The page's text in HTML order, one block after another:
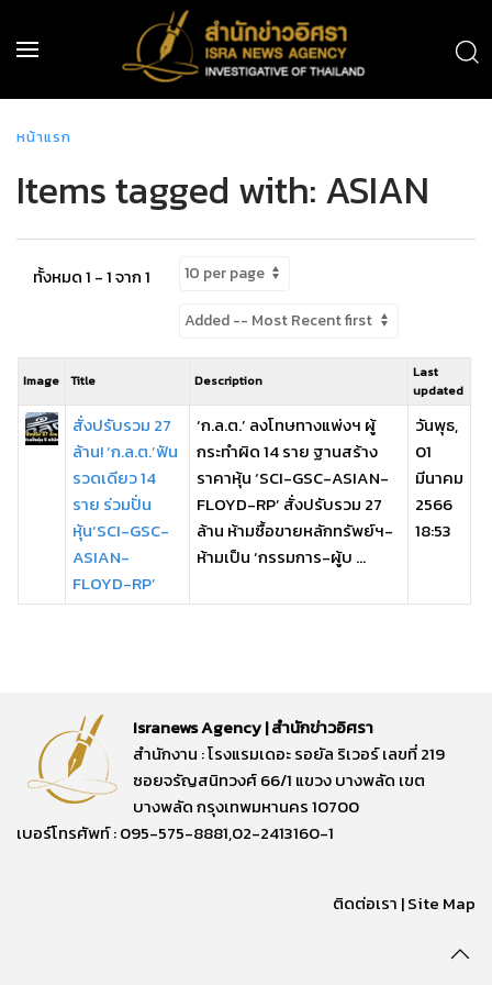
หน้าแรก
Items tagged with: ASIAN
ทั้งหมด 1 - 1 จาก 1
Image Title Description
Last
updated
สั่งปรับรวม 27
ล้าน! ‘ก.ล.ต.’ฟัน
รวดเดียว 14
ราย ร่วมปั่น
หุ้น‘SCI-GSC-
ASIAN-
FLOYD-RP’
‘ก.ล.ต.’ ลงโทษทางแพ่งฯ ผู้
กระทำผิด 14 ราย ฐานสร้าง
ราคาหุ้น ‘SCI-GSC-ASIAN-
FLOYD-RP’ สั่งปรับรวม 27
ล้าน ห้ามซื้อขายหลักทรัพย์ฯ-
ห้ามเป็น ‘กรรมการ-ผู้บ ...
วันพุธ,
01
มีนาคม
2566
18:53
Isranews Agency | สำนักข่าวอิศรา
สำนักงาน : โรงแรมเดอะ รอยัล ริเวอร์ เลขที่ 219
ซอยจรัญสนิทวงศ์ 66/1 แขวง บางพลัด เขต
บางพลัด กรุงเทพมหานคร 10700
เบอร์โทรศัพท์ : 095-575-8881,02-2413160-1
ติดต่อเรา |Site Map